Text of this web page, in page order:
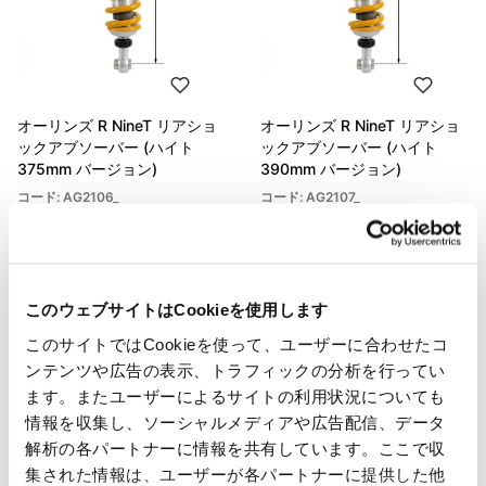
このウェブサイトはCookieを使用します
このサイトではCookieを使って、ユーザーに合わせたコ
ンテンツや広告の表示、トラフィックの分析を行ってい
ます。またユーザーによるサイトの利用状況についても
情報を収集し、ソーシャルメディアや広告配信、データ
解析の各パートナーに情報を共有しています。ここで収
集された情報は、ユーザーが各パートナーに提供した他
オーリンズ R NineT リアショ
ックアブソーバー (ハイト
375mm バージョン)
コード: AG2106_
オーリンズ R NineT リアショ
ックアブソーバー (ハイト
390mm バージョン)
コード: AG2107_